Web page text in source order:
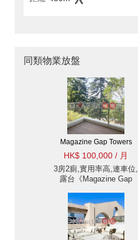
同類物業放盤
Magazine Gap Towers
HK$ 100,000 / 月
3房2廁,實用率高,連車位,
露台《Magazine Gap